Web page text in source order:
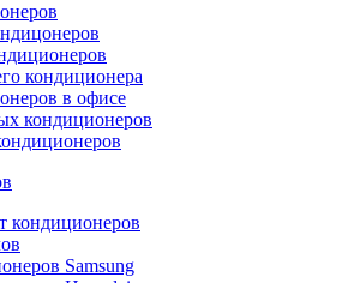
кондиционера
в офисе
кондиционеров
кондиционеров
Samsung